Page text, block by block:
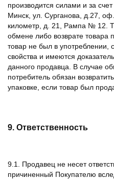
производится силами и за
Минск, ул. Сурганова, д.27,
километр, д. 21, Рампа № 12.
обмене либо возврате товара
товар не был в употреблении,
свойства и имеются
данного продавца. В случае
потребитель обязан
упаковке, если товар был
9. Ответственность
9.1. Продавец не несет
причиненный Покупателю